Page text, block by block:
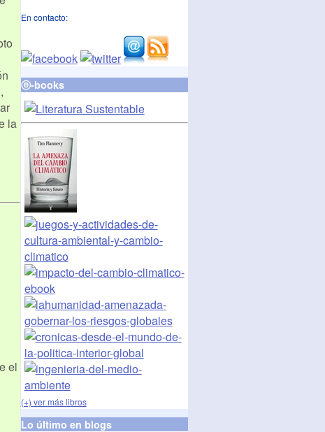
la
el
En contacto:
ⓔ-books
(+) ver más libros
Lo último en blogs